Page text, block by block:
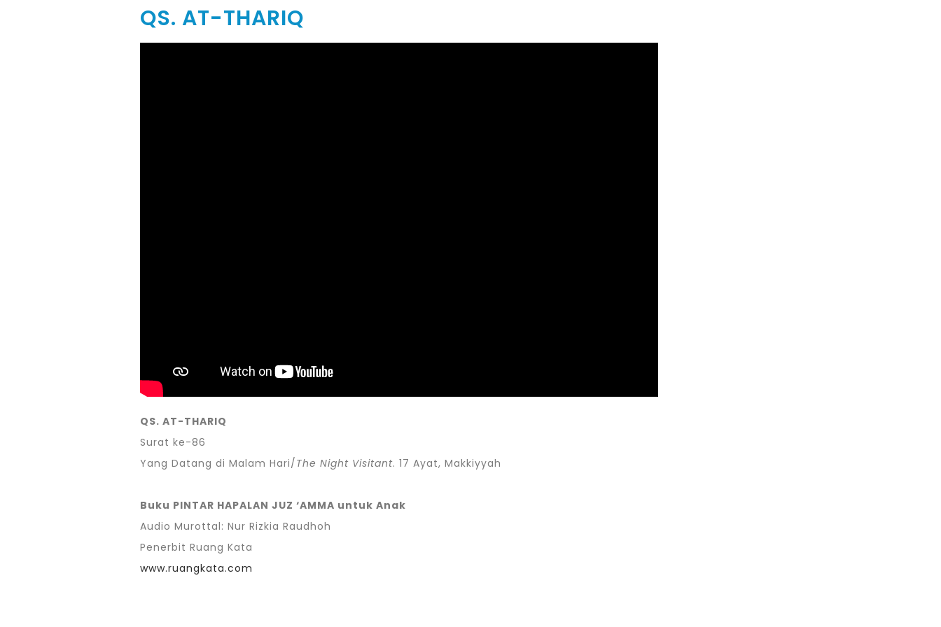
QS. AT-THARIQ
QS. AT-THARIQ
Surat ke-86
Yang Datang di Malam Hari/The Night Visitant. 17 Ayat, Makkiyyah
Buku PINTAR HAPALAN JUZ ‘AMMA untuk Anak
Audio Murottal: Nur Rizkia Raudhoh
Penerbit Ruang Kata
www.ruangkata.com